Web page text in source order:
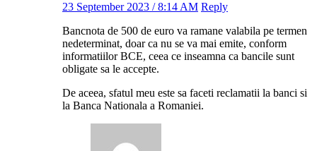
23 September 2023 / 8:14 AM Reply
Bancnota de 500 de euro va ramane valabila pe termen
nedeterminat, doar ca nu se va mai emite, conform
informatiilor BCE, ceea ce inseamna ca bancile sunt
obligate sa le accepte.
De aceea, sfatul meu este sa faceti reclamatii la banci si
la Banca Nationala a Romaniei.